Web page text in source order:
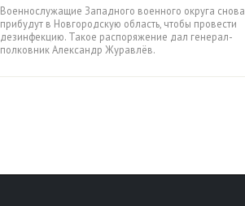
Военнослужащие Западного военного округа снова
прибудут в Новгородскую область, чтобы провести
дезинфекцию. Такое распоряжение дал генерал-
полковник Александр Журавлёв.